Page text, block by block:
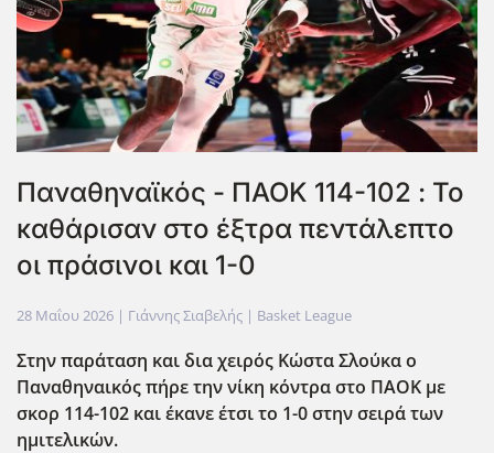
Παναθηναϊκός - ΠΑΟΚ 114-102 : Το
καθάρισαν στο έξτρα πεντάλεπτο
οι πράσινοι και 1-0
28 Μαΐου 2026 | Γιάννης Σιαβελής | Basket League
Στην παράταση και δια χειρός Κώστα Σλούκα ο
Παναθηναικός πήρε την νίκη κόντρα στο ΠΑΟΚ με
σκορ 114-102 και έκανε έτσι το 1-0 στην σειρά των
ημιτελικών.